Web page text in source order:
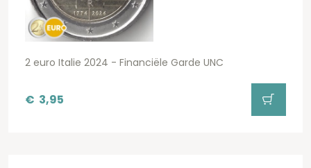
2 euro Italie 2024 - Financiële Garde UNC
€ 3,95